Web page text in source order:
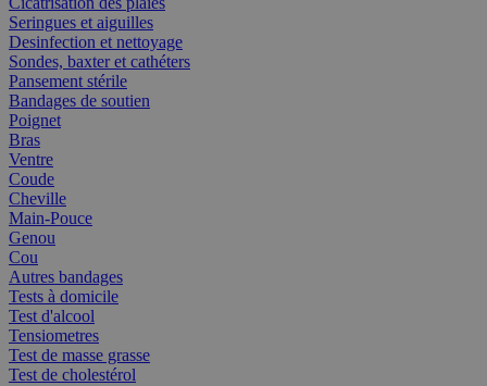
Seringues et aiguilles
Desinfection et nettoyage
Sondes, baxter et cathéters
Pansement stérile
Bandages de soutien
Poignet
Bras
Ventre
Coude
Cheville
Main-Pouce
Genou
Cou
Autres bandages
Tests à domicile
Test d'alcool
Tensiometres
Test de masse grasse
Test de cholestérol